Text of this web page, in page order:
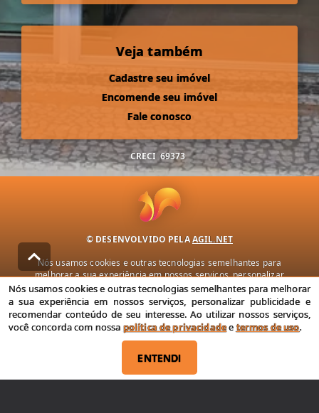
Veja também
Cadastre seu imóvel
Encomende seu imóvel
Fale conosco
CRECI 69373
© DESENVOLVIDO PELAAGIL.NET
Nós usamos cookies e outras tecnologias semelhantes para
melhorar a sua experiência em nossos serviços, personalizar
publicidade e recomendar conteúdo de seu interesse. Ao utilizar
nossos serviços, você concorda com nossa política de privacidade e
termos de uso.
Política de Privacidade Termos de uso
Nós usamos cookies e outras tecnologias semelhantes para melhorar
a sua experiência em nossos serviços, personalizar publicidade e
recomendar conteúdo de seu interesse. Ao utilizar nossos serviços,
você concorda com nossa política de privacidadeetermos de uso.
ENTENDI